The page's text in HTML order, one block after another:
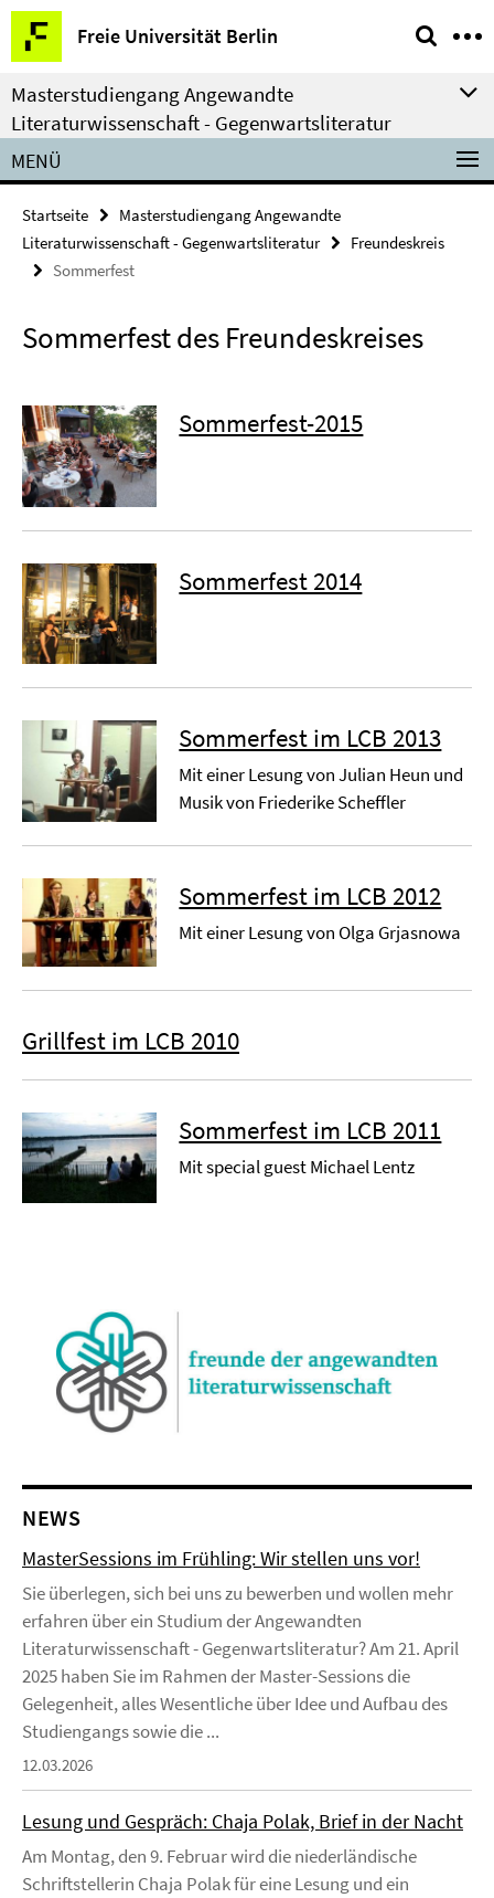
Springe
direkt
zu
Inhalt
Freie Universität Berlin
Service-
Navigation
Masterstudiengang Angewandte
Literaturwissenschaft - Gegenwartsliteratur
MENÜ
Startseite
Masterstudiengang Angewandte
Literaturwissenschaft - Gegenwartsliteratur
Freundeskreis
Sommerfest
Sommerfest des Freundeskreises
Sommerfest-2015
Sommerfest 2014
Sommerfest im LCB 2013
Mit einer Lesung von Julian Heun und
Musik von Friederike Scheffler
Sommerfest im LCB 2012
Mit einer Lesung von Olga Grjasnowa
Grillfest im LCB 2010
Sommerfest im LCB 2011
Mit special guest Michael Lentz
NEWS
MasterSessions im Frühling: Wir stellen uns vor!
Sie überlegen, sich bei uns zu bewerben und wollen mehr
erfahren über ein Studium der Angewandten
Literaturwissenschaft - Gegenwartsliteratur? Am 21. April
2025 haben Sie im Rahmen der Master-Sessions die
Gelegenheit, alles Wesentliche über Idee und Aufbau des
Studiengangs sowie die ...
12.03.2026
Lesung und Gespräch: Chaja Polak, Brief in der Nacht
Am Montag, den 9. Februar wird die niederländische
Schriftstellerin Chaja Polak für eine Lesung und ein